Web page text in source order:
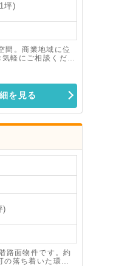
坪)
間。商業地域に位
軽にご相談くださ
を見る
)
路面物件です。約
落ち着いた環境